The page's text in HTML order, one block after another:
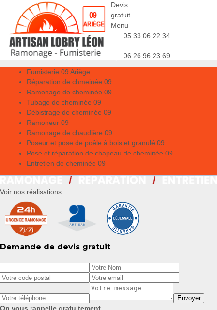
Devis
gratuit
Menu
05 33 06 22 34
06 26 96 23 69
Fumisterie 09 Ariège
Réparation de chmeinée 09
Ramonage de cheminée 09
Tubage de cheminée 09
Débistrage de cheminée 09
Ramoneur 09
Ramonage de chaudière 09
Poseur et pose de poêle à bois et granulé 09
Pose et réparation de chapeau de cheminée 09
Entretien de cheminée 09
Voir nos réalisations
Demande de devis gratuit
On vous rappelle gratuitement